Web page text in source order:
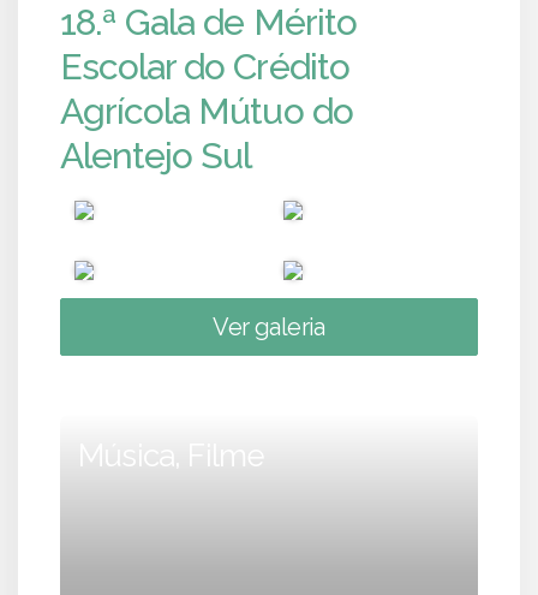
18.ª Gala de Mérito
Escolar do Crédito
Agrícola Mútuo do
Alentejo Sul
Ver galeria
Música, Filme